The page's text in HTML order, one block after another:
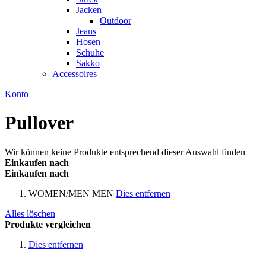
Jacken
Outdoor
Jeans
Hosen
Schuhe
Sakko
Accessoires
Konto
Pullover
Wir können keine Produkte entsprechend dieser Auswahl finden
Einkaufen nach
Einkaufen nach
WOMEN/MEN MEN Dies entfernen
Alles löschen
Produkte vergleichen
Dies entfernen